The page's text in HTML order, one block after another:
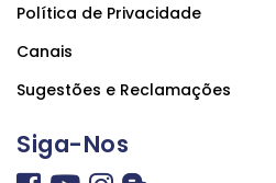
Política de Privacidade
Canais
Sugestões e Reclamações
Siga-Nos